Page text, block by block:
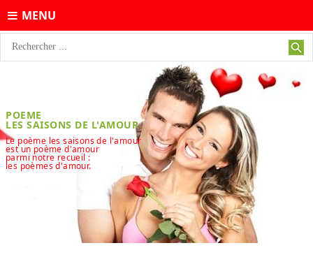
MENU
POEME
LES SAISONS DE L'AMOUR
Le poème les saisons de l'amour
est un poème d'amour
parmi notre recueil :
les poèmes d'amour.